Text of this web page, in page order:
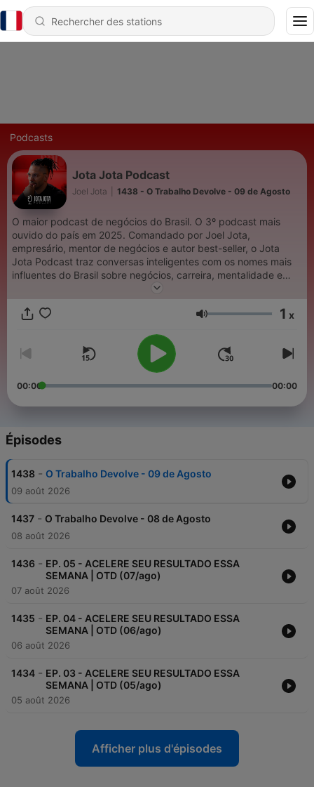
Podcasts
Jota Jota Podcast
Joel Jota 1438 - O Trabalho Devolve - 09 de Agosto
O maior podcast de negócios do Brasil. O 3º podcast mais
ouvido do país em 2025. Comandado por Joel Jota,
empresário, mentor de negócios e autor best-seller, o Jota
Jota Podcast traz conversas inteligentes com os nomes mais
influentes do Brasil sobre negócios, carreira, mentalidade e
Devolve, áudios curtos com lições práticas para mudar de
com clareza, disciplina e boas decisões.
Volume 1 x
00:00 00:00
Épisodes
1438 - O Trabalho Devolve - 09 de Agosto
09 août 2026
1437 - O Trabalho Devolve - 08 de Agosto
08 août 2026
1436 - EP. 05 - ACELERE SEU RESULTADO ESSA
SEMANA | OTD (07/ago)
07 août 2026
1435 - EP. 04 - ACELERE SEU RESULTADO ESSA
SEMANA | OTD (06/ago)
06 août 2026
1434 - EP. 03 - ACELERE SEU RESULTADO ESSA
SEMANA | OTD (05/ago)
05 août 2026
Afficher plus d'épisodes